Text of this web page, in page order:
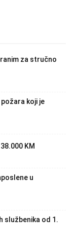
za stručno
koji je
KM
u
službenika od 1.